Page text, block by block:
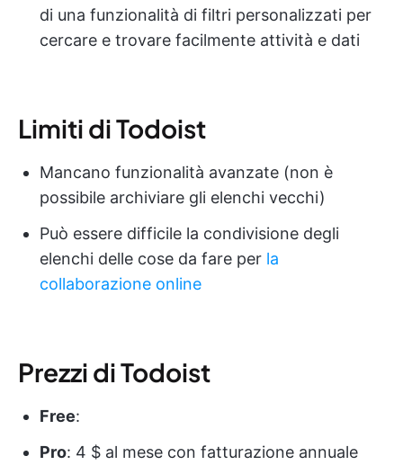
di una funzionalità di filtri personalizzati per
cercare e trovare facilmente attività e dati
Limiti di Todoist
Mancano funzionalità avanzate (non è
possibile archiviare gli elenchi vecchi)
Può essere difficile la condivisione degli
elenchi delle cose da fare per la
collaborazione online
Prezzi di Todoist
Free:
Pro: 4 $ al mese con fatturazione annuale